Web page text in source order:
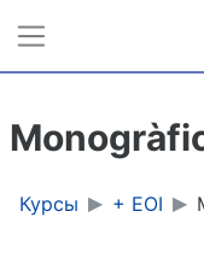
Курсы + EOI